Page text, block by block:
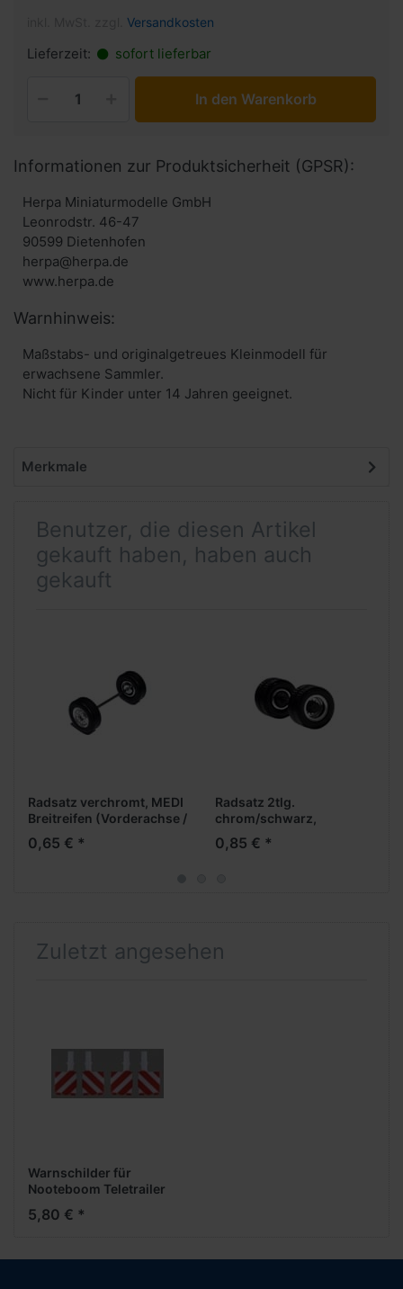
Versandkosten
Lieferzeit: sofort lieferbar
In den Warenkorb
Informationen zur Produktsicherheit (GPSR):
Herpa Miniaturmodelle GmbH
Leonrodstr. 46-47
90599 Dietenhofen
herpa@herpa.de
www.herpa.de
Warnhinweis:
Maßstabs- und originalgetreues Kleinmodell für
erwachsene Sammler.
Nicht für Kinder unter 14 Jahren geeignet.
Merkmale
Benutzer, die diesen Artikel
gekauft haben, haben auch
gekauft
Radsatz verchromt, MEDI
Breitreifen (Vorderachse /
Aufliegerachse)
0,65 € *
Radsatz 2tlg.
chrom/schwarz,
Antriebsachse
0,85 € *
Zuletzt angesehen
Warnschilder für
Nooteboom Teletrailer
5,80 € *